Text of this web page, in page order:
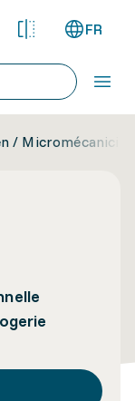
FR
/